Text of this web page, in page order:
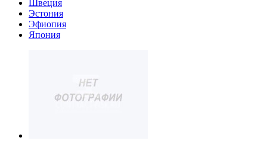
Швеция
Эстония
Эфиопия
Япония